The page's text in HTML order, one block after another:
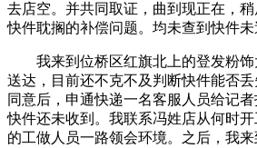
去店空。并共同取证，曲到现正在，
快件耽搁的补偿问题。均未查到快件未
我来到位桥区红旗北上的登发粉饰
送达，目前还不克不及判断快件能否
同意后，申通快递一名客服人员给记者
快件还未收到。我联系冯姓店从何时
的工做人员一路领会环境。之后，我来